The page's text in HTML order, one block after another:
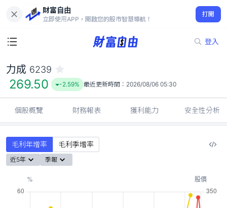
財富自由
立即使用APP，開啟您的股市智慧導航！
打開
登入
269.50
-2.59%
力成 6239
269.50 -2.59% 最近更新時間： 2026/08/06 05:30
個股概覽 財務報表 獲利能力 安全性分析
毛利年增率 毛利季增率
近5年 季報